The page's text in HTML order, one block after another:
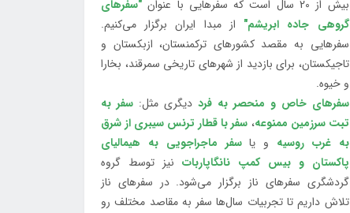
بیش از 20 سال است که سفرهایی با عنوان
"سفرهای
گروهی جاده ابریشم" از مبدا ایران برگزار می‌کنیم.
سفرهایی به مقصد کشورهای ترکمنستان، ازبکستان و
تاجیکستان، برای بازدید از شهرهای تاریخی سمرقند، بخارا
و خیوه.
سفرهای خاص و منحصر به فرددیگری مثل:سفر به
تبت سرزمین ممنوعه، سفر با قطار ترنس سیبری از شرق
به غرب روسیه و یاسفر ماجراجویی به هیمالیای
پاکستان و بیس کمپ نانگاپاربات نیز توسط گروه
گردشگری سفرهای ناز برگزار می‌شود. در سفرهای ناز
تلاش داریم تا تجربیات سال‌ها سفر به مقاصد مختلف رو